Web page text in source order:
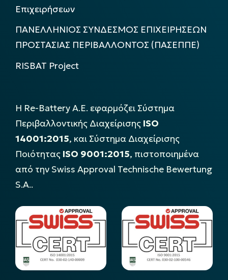
Επιχειρήσεων
ΠΑΝΕΛΛΗΝΙΟΣ ΣΥΝΔΕΣΜΟΣ ΕΠΙΧΕΙΡΗΣΕΩΝ
ΠΡΟΣΤΑΣΙΑΣ ΠΕΡΙΒΑΛΛΟΝΤΟΣ (ΠΑΣΕΠΠΕ)
RISBAT Project
Η Re-Battery Α.Ε. εφαρμόζει Σύστημα
Περιβαλλοντικής Διαχείρισης ISO
14001:2015, και Σύστημα Διαχείρισης
Ποιότητας ISO 9001:2015, πιστοποιημένα
από την Swiss Approval Technische Bewertung
S.A..